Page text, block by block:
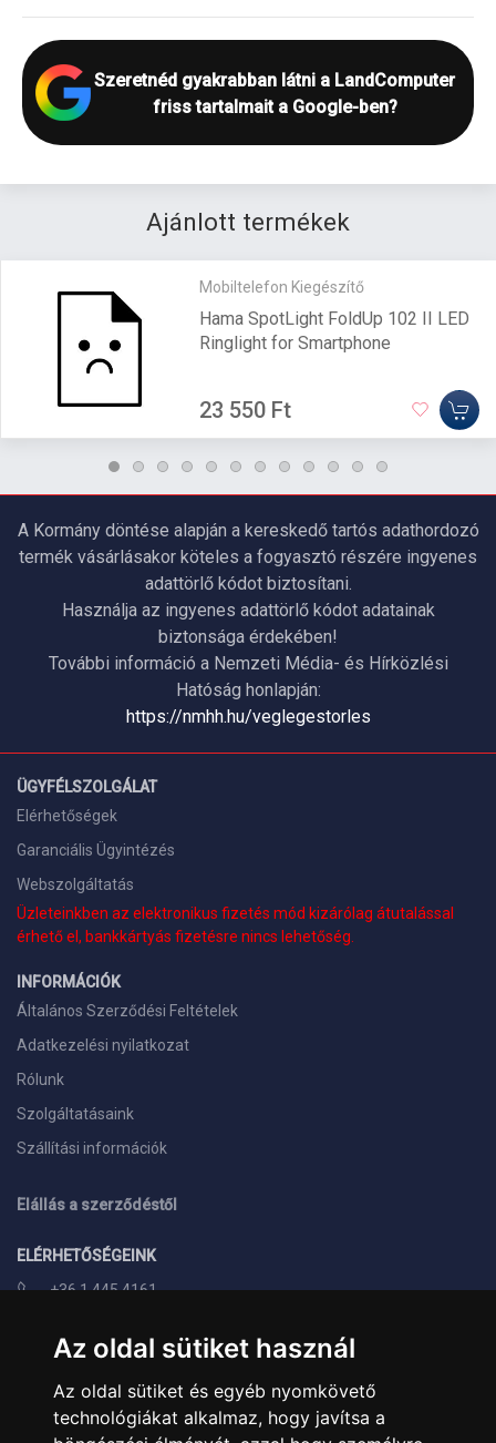
Az oldal sütiket használ
Az oldal sütiket és egyéb nyomkövető
technológiákat alkalmaz, hogy javítsa a
Szeretnéd gyakrabban látni a LandComputer
friss tartalmait a Google-ben?
Ajánlott termékek
Mobiltelefon Kiegészítő
Hama SpotLight FoldUp 102 II LED
Ringlight for Smartphone
23 550 Ft
A Kormány döntése alapján a kereskedő tartós adathordozó
termék vásárlásakor köteles a fogyasztó részére ingyenes
adattörlő kódot biztosítani.
Használja az ingyenes adattörlő kódot adatainak
biztonsága érdekében!
További információ a Nemzeti Média- és Hírközlési
Hatóság honlapján:
https://nmhh.hu/veglegestorles
ÜGYFÉLSZOLGÁLAT
Elérhetőségek
Garanciális Ügyintézés
Webszolgáltatás
Üzleteinkben az elektronikus fizetés mód kizárólag átutalással
érhető el, bankkártyás fizetésre nincs lehetőség.
INFORMÁCIÓK
Általános Szerződési Feltételek
Adatkezelési nyilatkozat
Rólunk
Szolgáltatásaink
Szállítási információk
Elállás a szerződéstől
ELÉRHETŐSÉGEINK
+36 1 445 4161
info@landcomputer.hu
1148 Budapest, Nagy Lajos király útja 24.
Nyitvatartás és kapcsolat